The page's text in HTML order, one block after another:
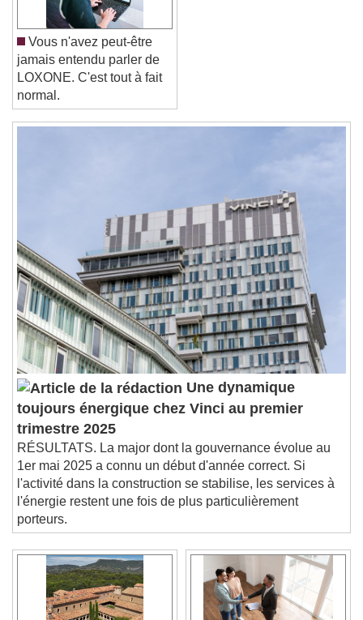
Reset
Done
Close Modal Dialog
End of dialog window.
Vous n'avez peut-être
jamais entendu parler de
LOXONE. C'est tout à fait
normal.
Une dynamique
toujours énergique chez Vinci au premier
trimestre 2025
RÉSULTATS. La major dont la gouvernance évolue au
1er mai 2025 a connu un début d'année correct. Si
l'activité dans la construction se stabilise, les services à
l'énergie restent une fois de plus particulièrement
porteurs.